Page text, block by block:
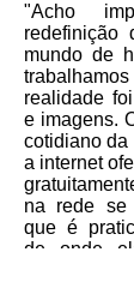
"Acho
redefinição
mundo de
realidade
e imagens.
cotidiano da
a internet
na rede se
que é
de onde